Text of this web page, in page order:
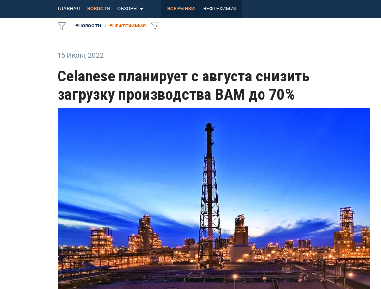
ГЛАВНАЯ НОВОСТИ ОБЗОРЫ ВСЕ РЫНКИ НЕФТЕХИМИЯ
#НОВОСТИ #НЕФТЕХИМИЯ
15 Июля, 2022
Celanese планирует с августа снизить
загрузку производства ВАМ до 70%